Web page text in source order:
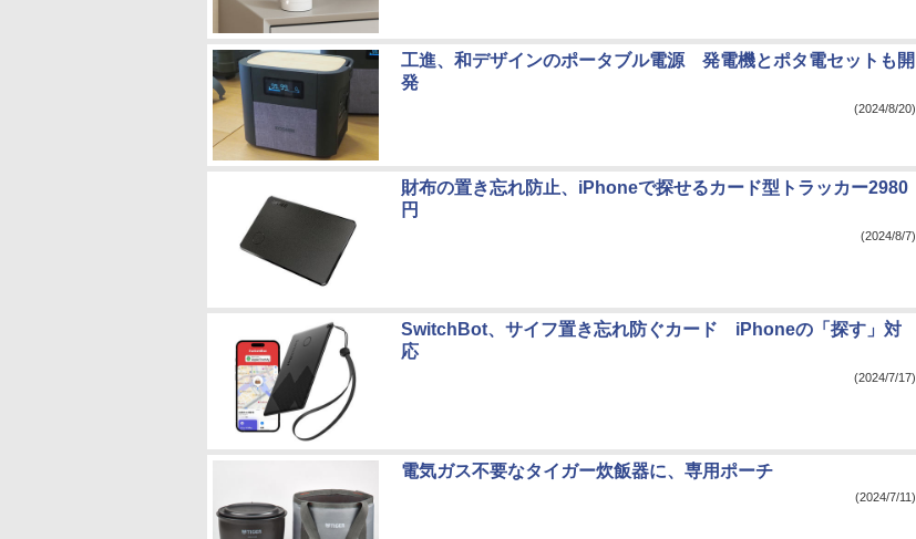
工進、和デザインのポータブル電源 発電機とポタ電セットも開
発
(2024/8/20)
財布の置き忘れ防止、iPhoneで探せるカード型トラッカー2980
円
(2024/8/7)
SwitchBot、サイフ置き忘れ防ぐカード iPhoneの「探す」対
応
(2024/7/17)
電気ガス不要なタイガー炊飯器に、専用ポーチ
(2024/7/11)